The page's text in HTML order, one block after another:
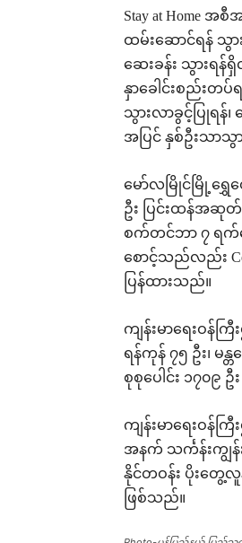
Stay at Home
ထမ်းဆောင်ရန် သွာ
ဆေးခန်း သွားရန်
နှာခေါင်းစည်းတ
သွားလာခွင့်ပြုရန်
အပြင် နှစ်ဦးသာ
မော်လမြိုင်မြို့ရွှ
ဦး ပြင်းထန်အဆုတ်
စက်တင်ဘာ ၇ ရက်
စောင့်သည်လည်း
ပြန်ထားသည်။
ကျန်းမာရေးဝန်
ရန်ကုန် ၇၅ ဦး၊ မန္
စုစုပေါင်း ၁၇၀၉
ကျန်းမာရေးဝန်
အနက် သင်္ကန်းကျွ
နိုင်တဝန်း ပိုးတွေ့လူ
ဖြစ်သည်။